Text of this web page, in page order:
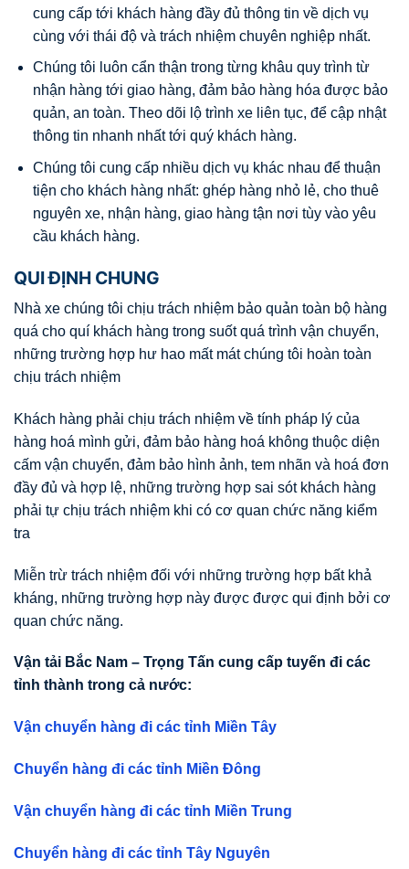
cung cấp tới khách hàng đầy đủ thông tin về dịch vụ
cùng với thái độ và trách nhiệm chuyên nghiệp nhất.
Chúng tôi luôn cẩn thận trong từng khâu quy trình từ
nhận hàng tới giao hàng, đảm bảo hàng hóa được bảo
quản, an toàn. Theo dõi lộ trình xe liên tục, để cập nhật
thông tin nhanh nhất tới quý khách hàng.
Chúng tôi cung cấp nhiều dịch vụ khác nhau để thuận
tiện cho khách hàng nhất: ghép hàng nhỏ lẻ, cho thuê
nguyên xe, nhận hàng, giao hàng tận nơi tùy vào yêu
cầu khách hàng.
QUI ĐỊNH CHUNG
Nhà xe chúng tôi chịu trách nhiệm bảo quản toàn bộ hàng
quá cho quí khách hàng trong suốt quá trình vận chuyển,
những trường hợp hư hao mất mát chúng tôi hoàn toàn
chịu trách nhiệm
Khách hàng phải chịu trách nhiệm về tính pháp lý của
hàng hoá mình gửi, đảm bảo hàng hoá không thuộc diện
cấm vận chuyển, đảm bảo hình ảnh, tem nhãn và hoá đơn
đầy đủ và hợp lệ, những trường hợp sai sót khách hàng
phải tự chịu trách nhiệm khi có cơ quan chức năng kiểm
tra
Miễn trừ trách nhiệm đối với những trường hợp bất khả
kháng, những trường hợp này được được qui định bởi cơ
quan chức năng.
Vận tải Bắc Nam – Trọng Tấn cung cấp tuyến đi các
tỉnh thành trong cả nước:
Vận chuyển hàng đi các tỉnh Miền Tây
Chuyển hàng đi các tỉnh Miền Đông
Vận chuyển hàng đi các tỉnh Miền Trung
Chuyển hàng đi các tỉnh Tây Nguyên